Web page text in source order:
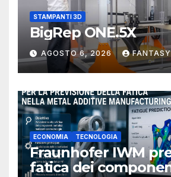
STAMPANTI 3D
BigRep ONE.5X
AGOSTO 6, 2026 FANTASY
ECONOMIA TECNOLOGIA
Fraunhofer IWM
fatica dei